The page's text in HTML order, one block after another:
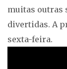
muitas outras
divertidas. A
sexta-feira.